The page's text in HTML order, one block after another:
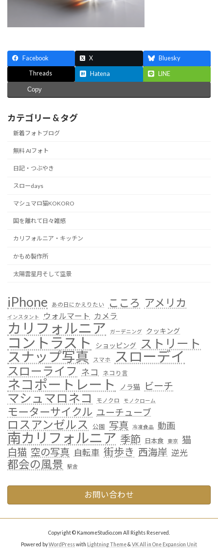
Facebook X Bluesky
Threads Hatena LINE
Copy
カテゴリー & タグ
新着フォトブログ
無料 AIフォト
日記・つぶやき
スローdays
マシュマロ猫KOKORO
国を離れて日々雑感
カリフォルニア・キッチン
かもめ製作所
太陽雲星月そして空景
iPhone あの日にかえりたい こころ アメリカ
インスタント ウォルマート カメラ
カリフォルニア ガーデニング クッキング
コントラスト ショッピング ストリート
スナップ写真 スマホ スローデイ
スローライフ ネコ ネコり言
ネコポートレート ノラ猫 ビーチ
マシュマロネコ モノクロ モノクローム
モーターサイクル ユーチューブ
ロスアンゼルス 公園 写真 冷凍食品 動画
南カリフォルニア 季節 日本食 東京 猫
白猫 空の写真 自転車 街歩き 西海岸 逆光
都会の風景 駅舎
お問い合わせ
Copyright © KamomeStudio.com All Rights Reserved.
Powered byWordPresswith Lightning Theme& VK All in One Expansion Unit